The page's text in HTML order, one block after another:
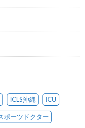
ICLS沖縄 ICU
ポーツドクター